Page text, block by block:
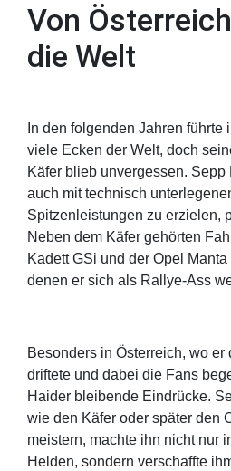
Von
die Welt
In den folgenden Jahren führte
viele Ecken der Welt, doch
Käfer blieb unvergessen.
auch mit technisch
Spitzenleistungen zu erzielen,
Neben dem Käfer gehörten
Kadett GSi und der Opel
denen er sich als Rallye-Ass
Besonders in Österreich, wo er
driftete und dabei die Fans
Haider bleibende Eindrücke.
wie den Käfer oder später den
meistern, machte ihn nicht nur
Helden, sondern verschaffte